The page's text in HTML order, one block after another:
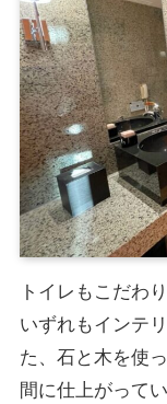
トイレもこだわ
いずれもインテ
た、石と木を使
間に仕上がってい